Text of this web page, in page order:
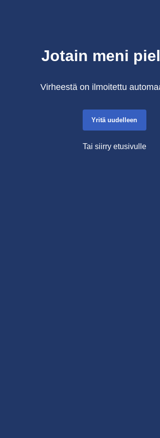
Jotain meni
Virheestä on ilmoitettu
Yritä uudelleen
Tai siirry etusivulle